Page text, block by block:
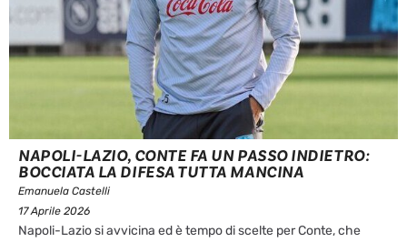
NAPOLI-LAZIO, CONTE FA UN PASSO INDIETRO:
BOCCIATA LA DIFESA TUTTA MANCINA
Emanuela Castelli
17 Aprile 2026
Napoli-Lazio si avvicina ed è tempo di scelte per Conte, che